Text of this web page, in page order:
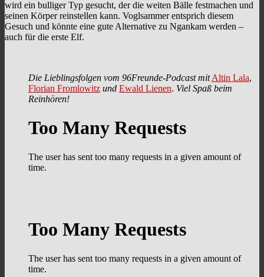
wird ein bulliger Typ gesucht, der die weiten Bälle festmachen und
seinen Körper reinstellen kann. Voglsammer entsprich diesem
Gesuch und könnte eine gute Alternative zu Ngankam werden –
auch für die erste Elf.
Die Lieblingsfolgen vom 96Freunde-Podcast mit Altin Lala,
Florian Fromlowitz und Ewald Lienen. Viel Spaß beim
Reinhören!